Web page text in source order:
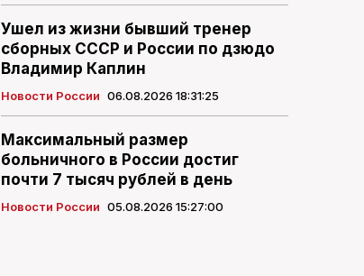
Ушел из жизни бывший тренер
сборных СССР и России по дзюдо
Владимир Каплин
Новости России 06.08.2026 18:31:25
Максимальный размер
больничного в России достиг
почти 7 тысяч рублей в день
Новости России 05.08.2026 15:27:00